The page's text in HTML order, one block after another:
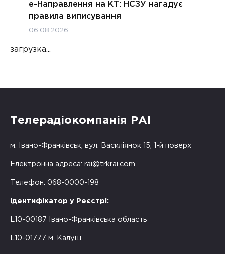
е-Направлення на КТ: НСЗУ нагадує
правила виписування
06.08.2026
загрузка...
Телерадіокомпанія РАІ
м. Івано-Франківськ, вул. Василіянок 15, 1-й поверх
Електронна адреса: rai@trkrai.com
Телефон: 068-0000-198
Ідентифікатор у Реєстрі:
L10-00187 Івано-Франківська область
L10-01777 м. Калуш